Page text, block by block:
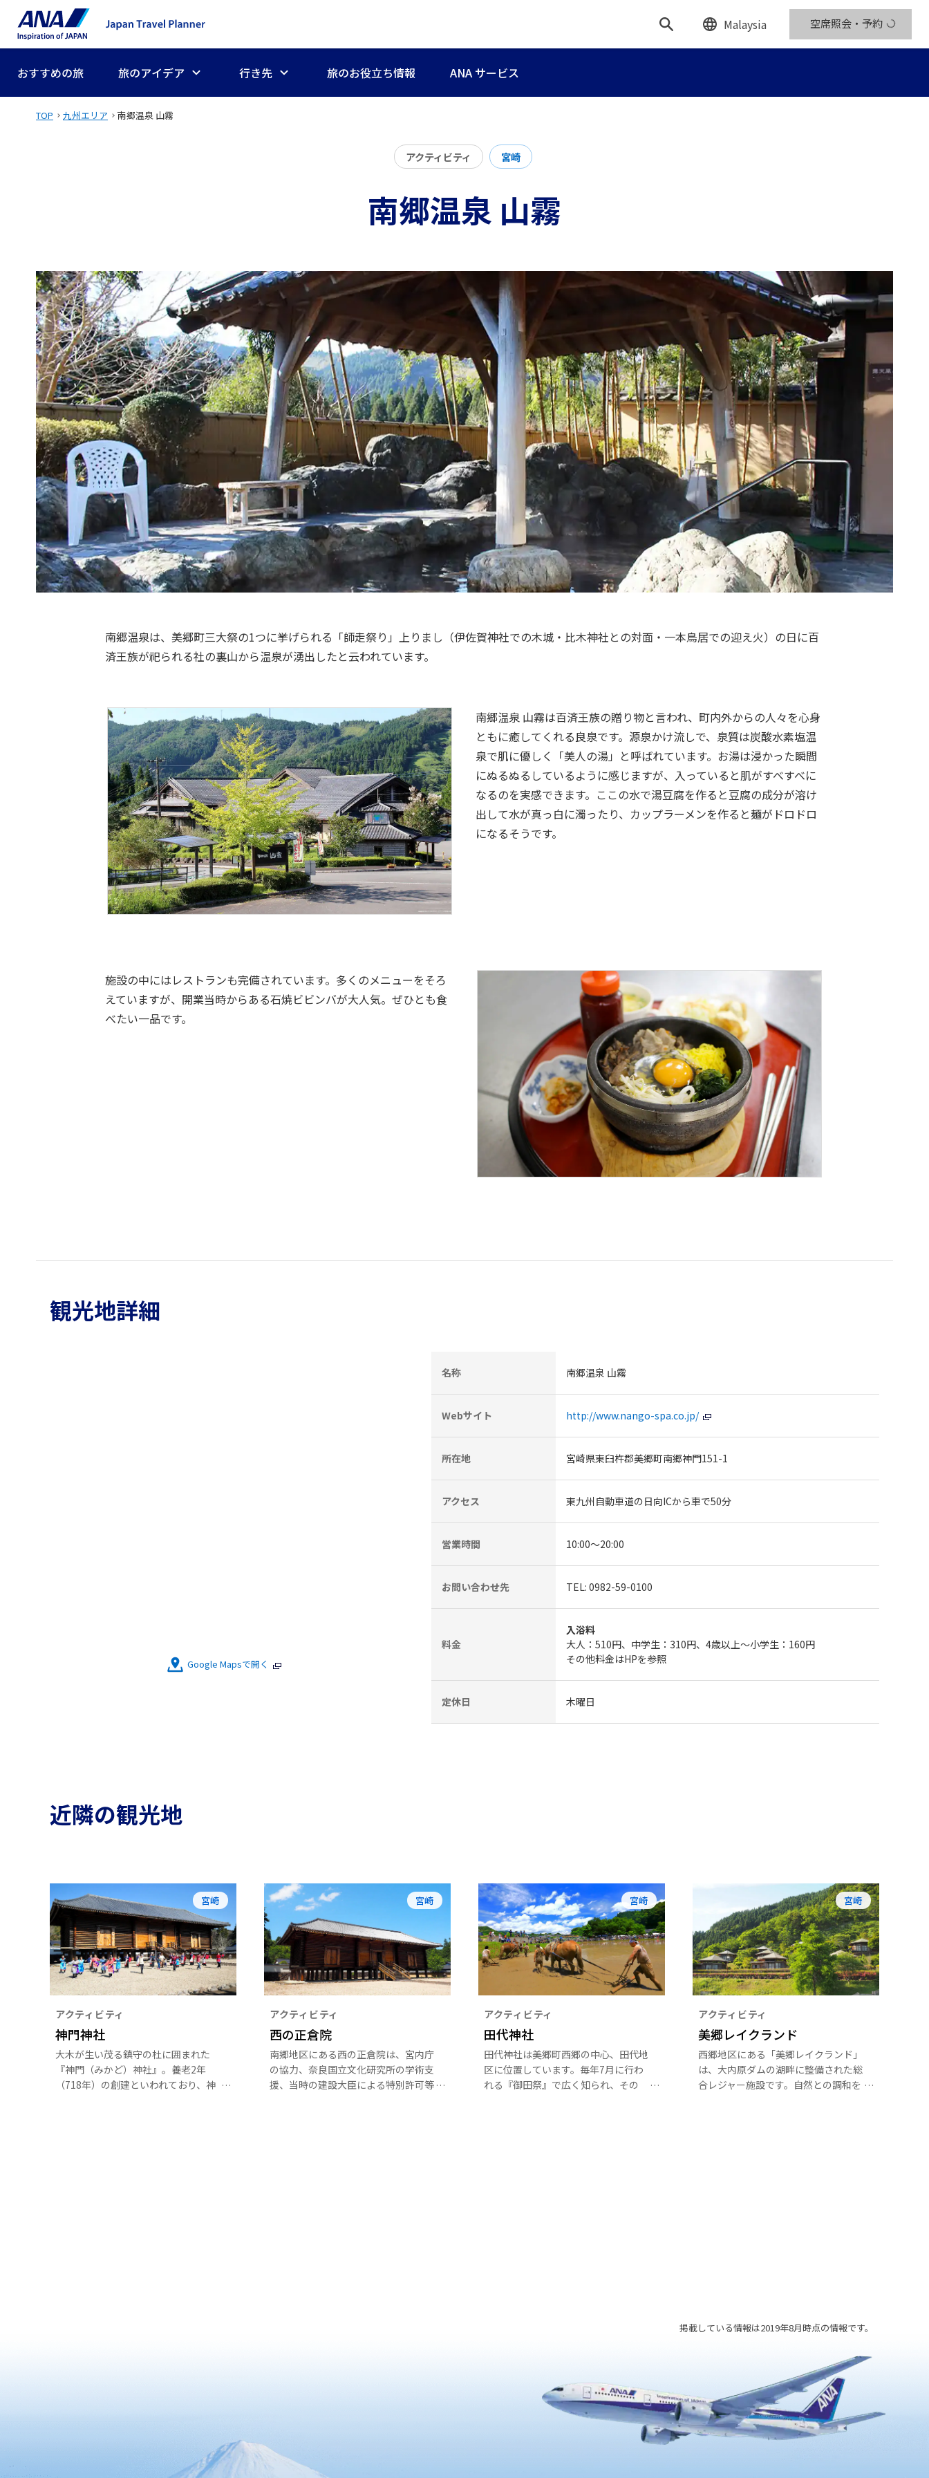
Malaysia 空席照会・予約
おすすめの旅 旅のアイデア 行き先 旅のお役立ち情報 ANA サービス
TOP 九州エリア 南郷温泉 山霧
アクティビティ 宮崎
南郷温泉 山霧
南郷温泉は、美郷町三大祭の1つに挙げられる「師走祭り」上りまし（伊佐賀神社での木城・比木神社との対面・一本鳥居での迎え火）の日に百
済王族が祀られる社の裏山から温泉が湧出したと云われています。
南郷温泉 山霧は百済王族の贈り物と言われ、町内外からの人々を心身
ともに癒してくれる良泉です。源泉かけ流しで、泉質は炭酸水素塩温
泉で肌に優しく「美人の湯」と呼ばれています。お湯は浸かった瞬間
にぬるぬるしているように感じますが、入っていると肌がすべすべに
なるのを実感できます。ここの水で湯豆腐を作ると豆腐の成分が溶け
出して水が真っ白に濁ったり、カップラーメンを作ると麺がドロドロ
になるそうです。
施設の中にはレストランも完備されています。多くのメニューをそろ
えていますが、開業当時からある石焼ビビンバが大人気。ぜひとも食
べたい一品です。
観光地詳細
Google Mapsで開く
名称 南郷温泉 山霧
Webサイト http://www.nango-spa.co.jp/
所在地 宮崎県東臼杵郡美郷町南郷神門151-1
アクセス 東九州自動車道の日向ICから車で50分
営業時間 10:00～20:00
お問い合わせ先 TEL: 0982-59-0100
料金
入浴料
大人：510円、中学生：310円、4歳以上～小学生：160円
その他料金はHPを参照
定休日 木曜日
近隣の観光地
宮崎
アクティビティ
神門神社
大木が生い茂る鎮守の杜に囲まれた
『神門（みかど）神社』。養老2年
（718年）の創建といわれており、神
宮崎
アクティビティ
西の正倉院
南郷地区にある西の正倉院は、宮内庁
の協力、奈良国立文化研究所の学術支
援、当時の建設大臣による特別許可等
宮崎
アクティビティ
田代神社
田代神社は美郷町西郷の中心、田代地
区に位置しています。毎年7月に行わ
れる『御田祭』で広く知られ、その
宮崎
アクティビティ
美郷レイクランド
西郷地区にある「美郷レイクランド」
は、大内原ダムの湖畔に整備された総
合レジャー施設です。自然との調和を
掲載している情報は2019年8月時点の情報です。